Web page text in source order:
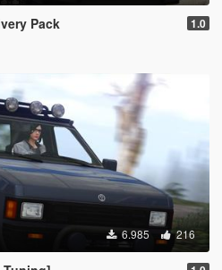
Pack 1.0
6.985 216